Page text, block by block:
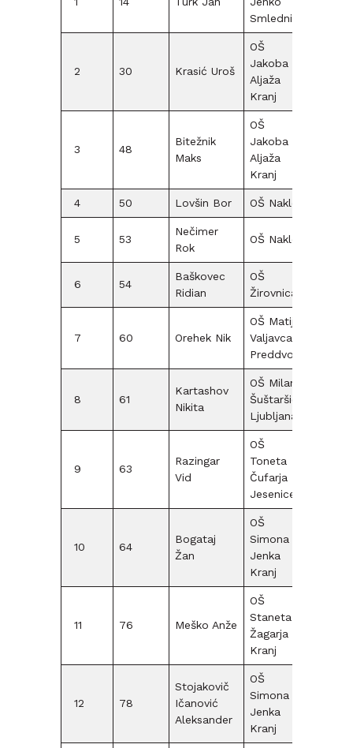
Smlednik
2 30 Krasić Uroš
OŠ
Jakoba
Aljaža
Kranj
3 48
Bitežnik
Maks
OŠ
Jakoba
Aljaža
Kranj
4 50 Lovšin Bor OŠ Naklo
5 53
Nečimer
Rok
OŠ Naklo
6 54
Baškovec
Ridian
OŠ
Žirovnica
7 60 Orehek Nik
OŠ Matije
Valjavca
Preddvor
8 61
Kartashov
Nikita
OŠ Milana
Šuštaršiča
Ljubljana
9 63
Razingar
Vid
OŠ
Toneta
Čufarja
Jesenice
10 64
Bogataj
Žan
OŠ
Simona
Jenka
Kranj
11 76 Meško Anže
OŠ
Staneta
Žagarja
Kranj
12 78
Stojakovič
Ičanović
Aleksander
OŠ
Simona
Jenka
Kranj